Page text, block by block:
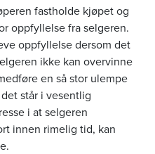
fastholde kjøpet og
oppfyllelse fra selgeren.
oppfyllelse dersom det
ikke kan overvinne
en så stor ulempe
står i vesentlig
i at selgeren
innen rimelig tid, kan